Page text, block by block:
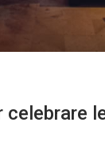
celebrare